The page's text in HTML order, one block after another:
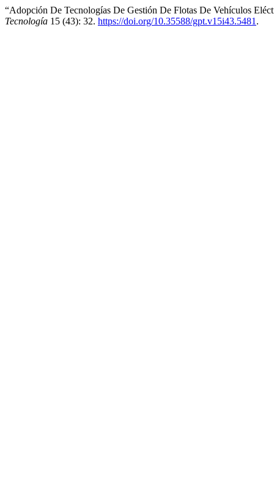
“Adopción De Tecnologías De Gestión De Flotas De Vehículos
Tecnología 15 (43): 32. https://doi.org/10.35588/gpt.v15i43.5481 .